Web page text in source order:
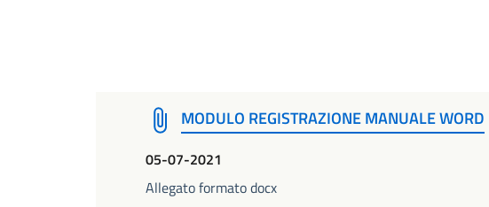
MODULO REGISTRAZIONE MANUALE WORD
05-07-2021
Allegato formato docx